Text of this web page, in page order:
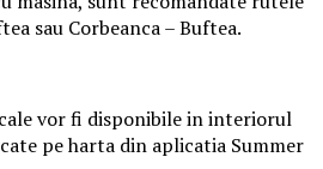
sau Corbeanca – Buftea.
vor fi disponibile in interiorul
pe harta din aplicatia Summer